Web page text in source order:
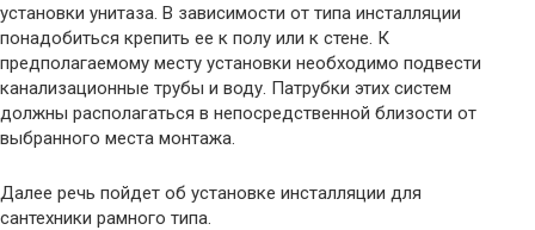
установки унитаза. В зависимости от типа инсталляции
понадобиться крепить ее к полу или к стене. К
предполагаемому месту установки необходимо подвести
канализационные трубы и воду. Патрубки этих систем
должны располагаться в непосредственной близости от
выбранного места монтажа.
Далее речь пойдет об установке инсталляции для
сантехники рамного типа.